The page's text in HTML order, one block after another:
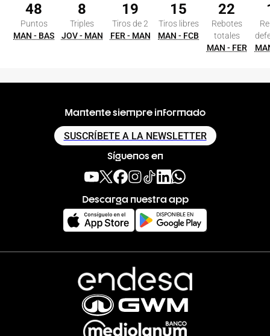
48
Puntos
MAN - BAS
8
Triples
JOV - MAN
19
Tiros de 2
FER - MAN
15
Tiros libres
MAN - FCB
22
Rebotes
totales
MAN - FER
Mantente siempre informado
SUSCRÍBETE A LA NEWSLETTER
Síguenos en
Descarga nuestra app